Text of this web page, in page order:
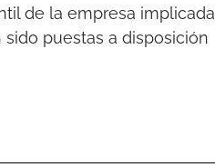
de la empresa implicada
puestas a disposición